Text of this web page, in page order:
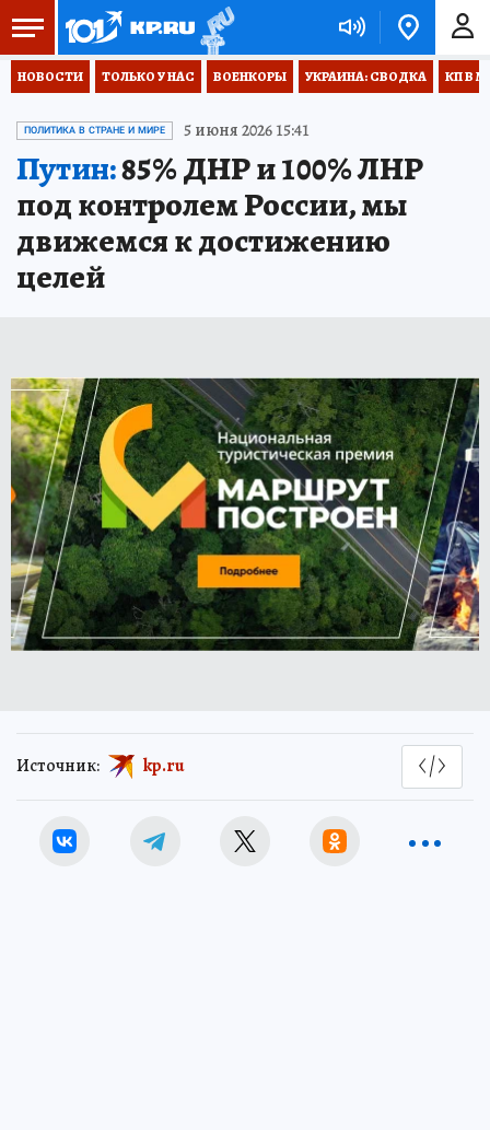
НОВОСТИ ТОЛЬКО У НАС ВОЕНКОРЫ УКРАИНА: СВОДКА КП В
ПОЛИТИКА В СТРАНЕ И МИРЕ 5 июня 2026 15:41
Путин:85% ДНР и 100% ЛНР
под контролем России, мы
движемся к достижению
целей
Источник: kp.ru